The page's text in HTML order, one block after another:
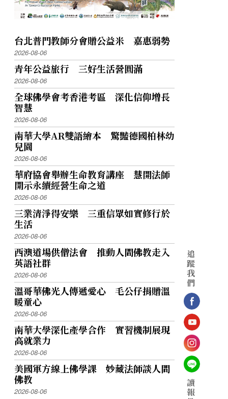
台北普門教師分會贈公益米 嘉惠弱勢
2026-08-06
青年公益旅行 三好生活營圓滿
2026-08-06
全球佛學會考香港考區 深化信仰增長
智慧
2026-08-06
南華大學AR雙語繪本 驚豔德國柏林幼
兒園
2026-08-06
華府協會舉辦生命教育講座 慧開法師
開示永續經營生命之道
2026-08-06
三業清淨得安樂 三重信眾如實修行於
生活
2026-08-06
西澳道場供僧法會 推動人間佛教走入
英語社群
2026-08-06
溫哥華佛光人傳遞愛心 毛公仔捐贈溫
暖童心
2026-08-06
南華大學深化產學合作 實習機制展現
高就業力
2026-08-06
美國軍方線上佛學課 妙藏法師談人間
佛教
2026-08-06
追
蹤
我
們
讀
報